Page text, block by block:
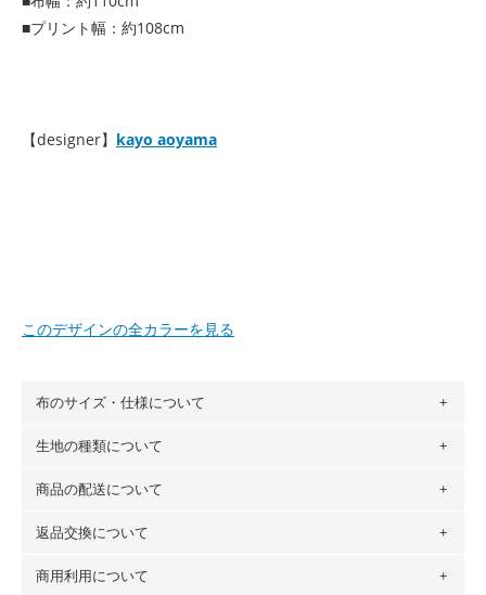
■プリント幅：約108cm
【designer】 kayo aoyama
このデザインの全カラーを見る
布のサイズ・仕様について
布の長さは50cm単位での販売になります。
場合 → 購入数量「7」
生地の種類について
・現在、すべてのデザインのプリントに使用している生地は
ットン（ダブルガーゼ）・100％コットン（ローン）・コッ
トンリネン（ビエラ織）・100％コットン（ツイル）・
100％コットン（キャンバス・11号帆布）です。
商品の配送について
・ネコポスでの配送は、布は2mまで型紙は2個までとなりま
も送料の表示が600円となり宅急便での配送となります。
返品交換について
・布はご注文後に注文数量のみをプリントするため、
購入後
商用利用について